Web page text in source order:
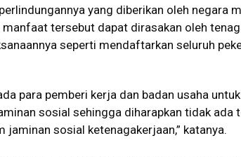
yang diberikan oleh negara
tersebut dapat dirasakan oleh
seperti mendaftarkan seluruh
para pemberi kerja dan badan usaha
sosial sehingga diharapkan tidak ada
jaminan sosial ketenagakerjaan,” katanya.